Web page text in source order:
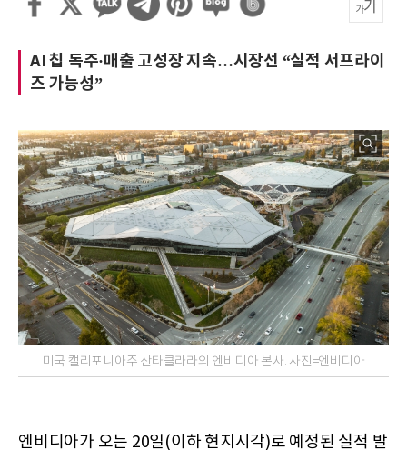
AI 칩 독주·매출 고성장 지속…시장선 “실적 서프라이
즈 가능성”
미국 캘리포니아주 산타클라라의 엔비디아 본사. 사진=엔비디아
엔비디아가 오는 20일(이하 현지시각)로 예정된 실적 발